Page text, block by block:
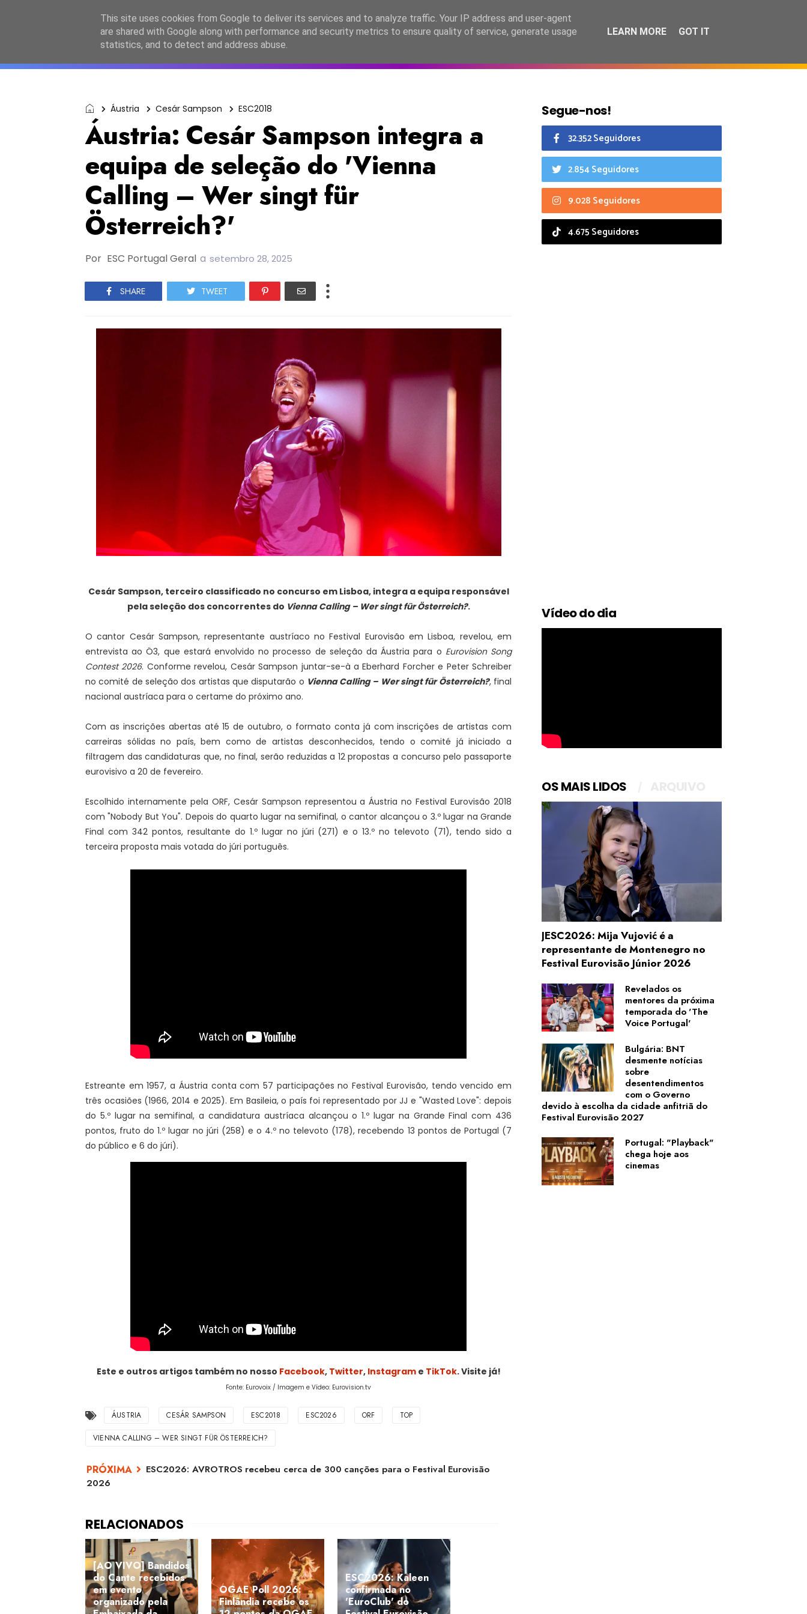
ESC2027 JESC2026 FC2026 EASC2026 PORTUGAL LANÇAMENTOS ESPECIAIS CALENDÁRIO
Áustria Cesár Sampson ESC2018
Áustria: Cesár Sampson integra a
equipa de seleção do 'Vienna
Calling – Wer singt für
Österreich?'
Por ESC Portugal Geral a setembro 28, 2025
SHARE TWEET
Cesár Sampson, terceiro classificado no concurso em Lisboa, integra a equipa responsável
pela seleção dos concorrentes do Vienna Calling – Wer singt für Österreich?.
O cantor Cesár Sampson, representante austríaco no Festival Eurovisão em Lisboa, revelou, em
entrevista ao Ö3, que estará envolvido no processo de seleção da Áustria para o Eurovision Song
Contest 2026. Conforme revelou, Cesár Sampson juntar-se-à a Eberhard Forcher e Peter Schreiber
no comité de seleção dos artistas que disputarão o Vienna Calling – Wer singt für Österreich?, final
nacional austríaca para o certame do próximo ano.
Com as inscrições abertas até 15 de outubro, o formato conta já com inscrições de artistas com
carreiras sólidas no país, bem como de artistas desconhecidos, tendo o comité já iniciado a
filtragem das candidaturas que, no final, serão reduzidas a 12 propostas a concurso pelo passaporte
eurovisivo a 20 de fevereiro.
Escolhido internamente pela ORF, Cesár Sampson representou a Áustria no Festival Eurovisão 2018
com "Nobody But You". Depois do quarto lugar na semifinal, o cantor alcançou o 3.º lugar na Grande
Final com 342 pontos, resultante do 1.º lugar no júri (271) e o 13.º no televoto (71), tendo sido a
terceira proposta mais votada do júri português.
Estreante em 1957, a Áustria conta com 57 participações no Festival Eurovisão, tendo vencido em
três ocasiões (1966, 2014 e 2025). Em Basileia, o país foi representado por JJ e "Wasted Love": depois
do 5.º lugar na semifinal, a candidatura austríaca alcançou o 1.º lugar na Grande Final com 436
pontos, fruto do 1.º lugar no júri (258) e o 4.º no televoto (178), recebendo 13 pontos de Portugal (7
do público e 6 do júri).
Este e outros artigos também no nosso Facebook, Twitter, Instagrame TikTok. Visite já!
Fonte: Eurovoix / Imagem e Vídeo: Eurovision.tv
ÁUSTRIA CESÁR SAMPSON ESC2018 ESC2026 ORF TOP
VIENNA CALLING – WER SINGT FÜR ÖSTERREICH?
ESC2026: AVROTROS recebeu cerca de 300 canções para o Festival Eurovisão
2026
[AO VIVO] Bandidos
do Cante recebidos
em evento
organizado pela
OGAE Poll 2026:
Finlândia recebe os
ESC2026: Kaleen
confirmada no
'EuroClub' do
Segue-nos!
32.352 Seguidores
2.854 Seguidores
9.028 Seguidores
4.675 Seguidores
Vídeo do dia
OS MAIS LIDOS
JESC2026: Mija Vujović é a
representante de Montenegro no
Festival Eurovisão Júnior 2026
Revelados os
mentores da próxima
temporada do 'The
Voice Portugal'
Bulgária: BNT
desmente notícias
sobre
desentendimentos
com o Governo
devido à escolha da cidade anfitriã do
Festival Eurovisão 2027
Portugal: "Playback"
chega hoje aos
cinemas
This site uses cookies from Google to deliver its services and to analyze traffic. Your IP address and user-agent
are shared with Google along with performance and security metrics to ensure quality of service, generate usage
statistics, and to detect and address abuse.
LEARN MORE GOT IT